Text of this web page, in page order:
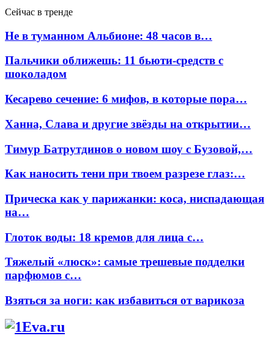
Сейчас в тренде
Не в туманном Альбионе: 48 часов в…
Пальчики оближешь: 11 бьюти-средств с
шоколадом
Кесарево сечение: 6 мифов, в которые пора…
Ханна, Слава и другие звёзды на открытии…
Тимур Батрутдинов о новом шоу с Бузовой,…
Как наносить тени при твоем разрезе глаз:…
Прическа как у парижанки: коса, ниспадающая
на…
Глоток воды: 18 кремов для лица с…
Тяжелый «люск»: самые трешевые подделки
парфюмов с…
Взяться за ноги: как избавиться от варикоза